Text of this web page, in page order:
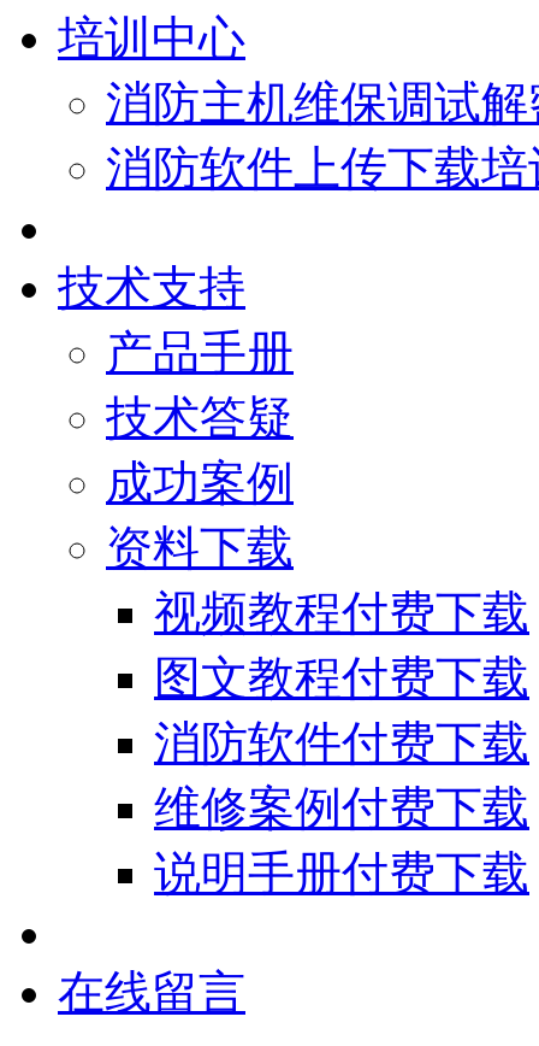
培训中心
消防主机维保调试解
消防软件上传下载培
技术支持
产品手册
技术答疑
成功案例
资料下载
视频教程付费下载
图文教程付费下载
消防软件付费下载
维修案例付费下载
说明手册付费下载
在线留言